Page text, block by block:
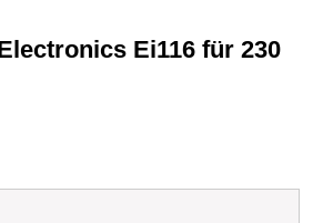
Ei116 für 230